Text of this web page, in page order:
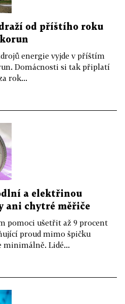
od příštího roku
energie vyjde v příštím
Domácnosti si tak připlatí
rok...
a elektřinou
ani chytré měřiče
pomoci ušetřit až 9 procent
proud mimo špičku
minimálně. Lidé...